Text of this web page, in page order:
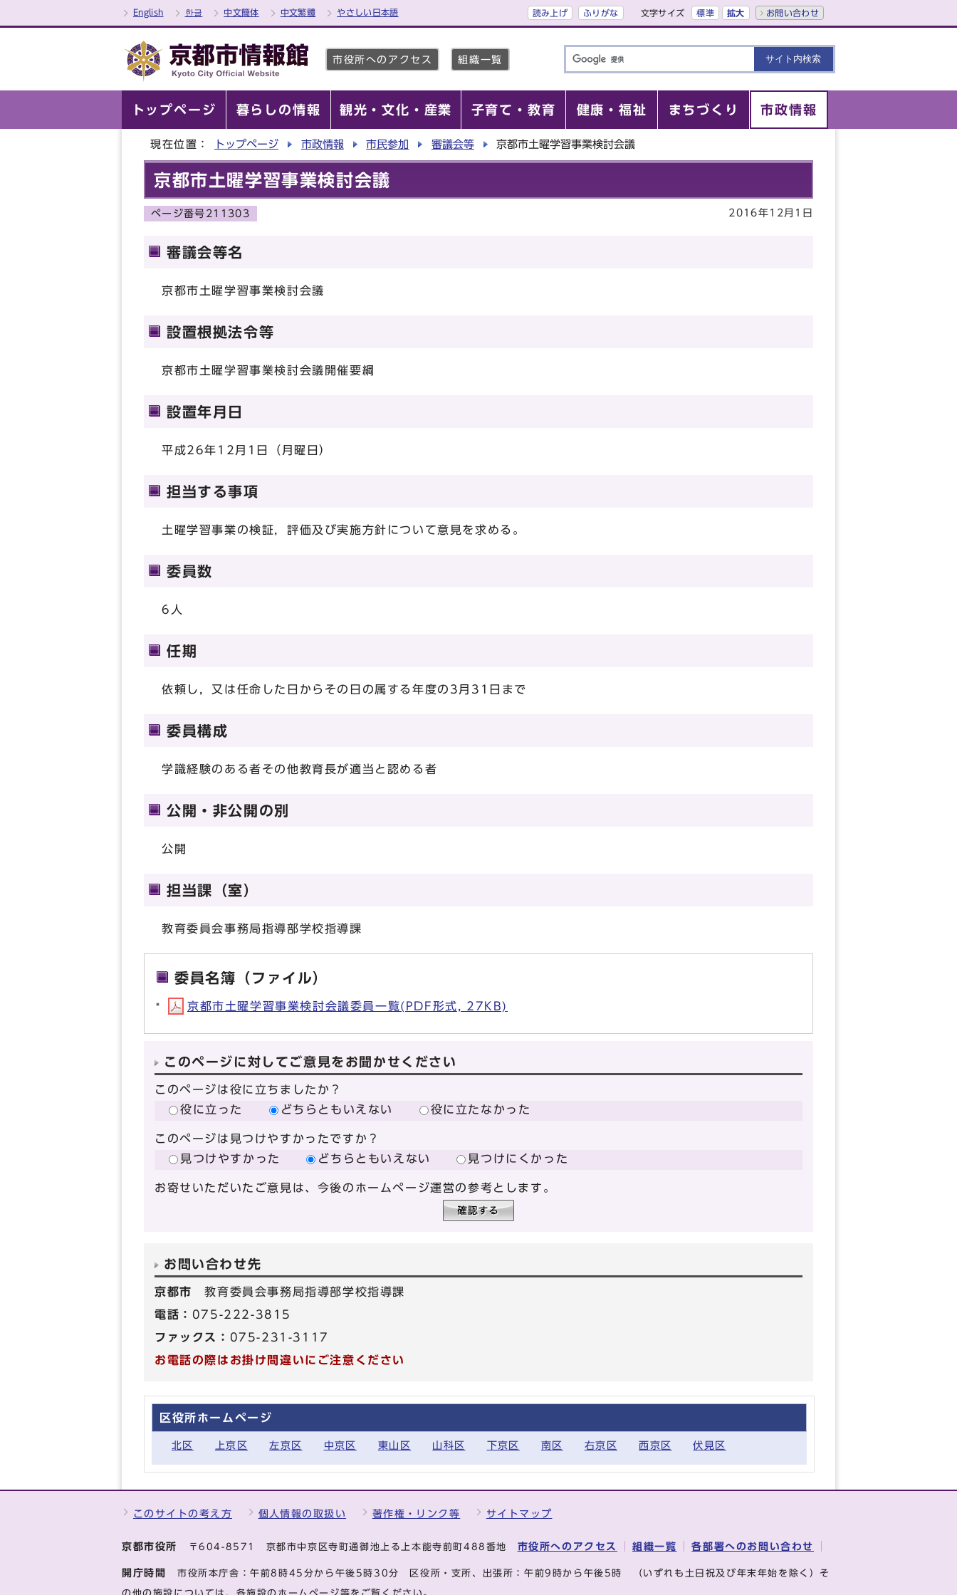
English 한글 中文簡体 中文繁體 やさしい日本語 読み上げ ふりがな 文字サイズ 標準 拡大 お問い合わせ
市役所へのアクセス 組織一覧
トップページ 暮らしの情報 観光・文化・産業 子育て・教育 健康・福祉 まちづくり 市政情報
現在位置： トップページ 市政情報 市民参加 審議会等 京都市土曜学習事業検討会議
京都市土曜学習事業検討会議
ページ番号211303 2016年12月1日
審議会等名
京都市土曜学習事業検討会議
設置根拠法令等
京都市土曜学習事業検討会議開催要綱
設置年月日
平成26年12月1日（月曜日）
担当する事項
土曜学習事業の検証，評価及び実施方針について意見を求める。
委員数
6人
任期
依頼し，又は任命した日からその日の属する年度の3月31日まで
委員構成
学識経験のある者その他教育長が適当と認める者
公開・非公開の別
公開
担当課（室）
教育委員会事務局指導部学校指導課
委員名簿（ファイル）
京都市土曜学習事業検討会議委員一覧(PDF形式, 27KB)
このページに対してご意見をお聞かせください
このページは役に立ちましたか？
役に立った
どちらともいえない 役に立たなかった
このページは見つけやすかったですか？
見つけやすかった
どちらともいえない 見つけにくかった
お寄せいただいたご意見は、今後のホームページ運営の参考とします。
お問い合わせ先
京都市教育委員会事務局指導部学校指導課
電話： 075-222-3815
ファックス： 075-231-3117
お電話の際はお掛け間違いにご注意ください
区役所ホームページ
北区 上京区 左京区 中京区 東山区 山科区 下京区 南区 右京区 西京区 伏見区
このサイトの考え方 個人情報の取扱い 著作権・リンク等 サイトマップ
京都市役所 〒604-8571 京都市中京区寺町通御池上る上本能寺前町488番地 市役所へのアクセス 組織一覧 各部署へのお問い合わせ
開庁時間 市役所本庁舎：午前8時45分から午後5時30分 区役所・支所、出張所：午前9時から午後5時 （いずれも土日祝及び年末年始を除く）そ